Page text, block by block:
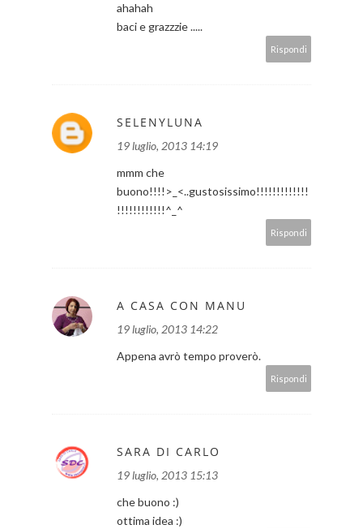
ahahah
baci e grazzzie .....
Rispondi
SELENYLUNA
19 luglio, 2013 14:19
mmm che
buono!!!!>_<..gustosissimo!!!!!!!!!!!!!
!!!!!!!!!!!!^_^
Rispondi
A CASA CON MANU
19 luglio, 2013 14:22
Appena avrò tempo proverò.
Rispondi
SARA DI CARLO
19 luglio, 2013 15:13
che buono :)
ottima idea :)